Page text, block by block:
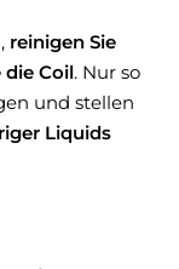
reinigen Sie
die Coil. Nur so
und stellen
Liquids